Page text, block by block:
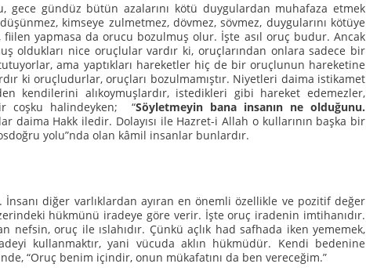
gece gündüz bütün azalarını kötü duygulardan muhafaza etmek
kimseye zulmetmez, dövmez, sövmez, duygularını kötüye
fiilen yapmasa da orucu bozulmuş olur. İşte asıl oruç budur. Ancak
oldukları nice oruçlular vardır ki, oruçlarından onlara sadece bir
ama yaptıkları hareketler hiç de bir oruçlunun hareketine
ki oruçludurlar, oruçları bozulmamıştır. Niyetleri daima istikamet
kendilerini alıkoymuşlardır, istedikleri gibi hareket edemezler,
coşku halindeyken; “Söyletmeyin bana insanın ne olduğunu.
daima Hakk iledir. Dolayısı ile Hazret-i Allah o kullarının başka bir
yolu”nda olan kâmil insanlar bunlardır.
İnsanı diğer varlıklardan ayıran en önemli özellikle ve pozitif değer
hükmünü iradeye göre verir. İşte oruç iradenin imtihanıdır.
oruç ile ıslahıdır. Çünkü açlık had safhada iken yememek,
kullanmaktır, yani vücuda aklın hükmüdür. Kendi bedenine
“Oruç benim içindir, onun mükafatını da ben vereceğim.”